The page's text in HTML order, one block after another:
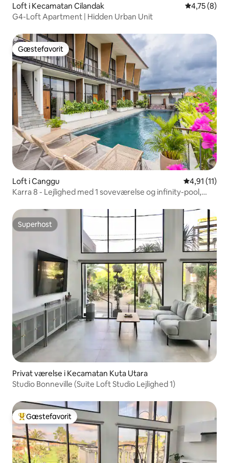
Loft i Kecamatan Cilandak 4,75 ud af
4,75 (8)
G4-Loft Apartment | Hidden Urban Unit
Gæstefavorit
Gæstefavorit
Loft i Canggu 4,91 ud af 5
4,91 (11)
Karra 8 - Lejlighed med 1 soveværelse og infinity-pool,
Superhost
Superhost
Privat værelse i Kecamatan Kuta Utara
Studio Bonneville (Suite Loft Studio Lejlighed 1)
Bedste gæstefavorit
Gæstefavorit